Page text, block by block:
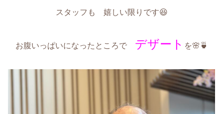
スタッフも 嬉しい限りです😆
お腹いっぱいになったところで デザート を🌸🍵